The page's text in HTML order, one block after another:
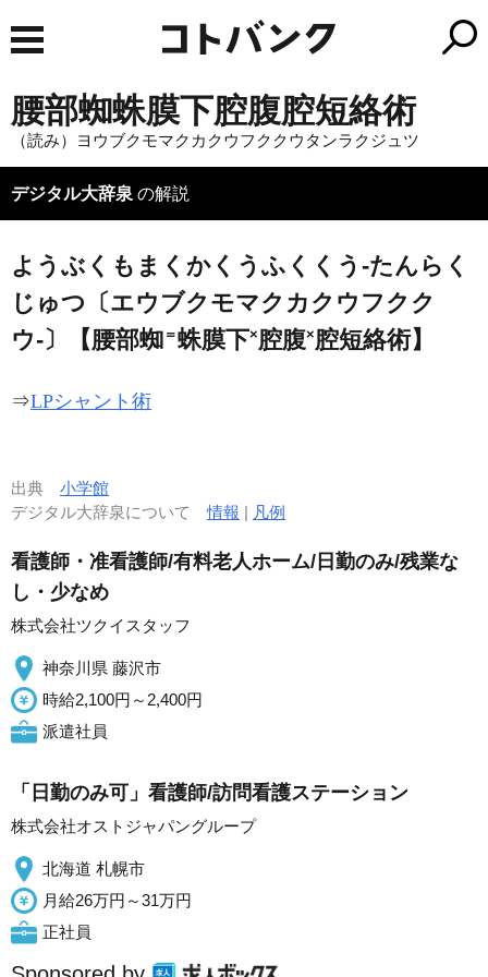
腰部蜘蛛膜下腔腹腔短絡術
（読み）ヨウブクモマクカクウフククウタンラクジュツ
デジタル大辞泉 の解説
ようぶくもまくかくうふくくう‐たんらく
じゅつ〔エウブクモマクカクウフクク
ウ‐〕【腰部蜘 ＝蛛膜下×腔腹×腔短絡術】
⇒LPシャント術
出典 小学館
デジタル大辞泉について情報 | 凡例
看護師・准看護師/有料老人ホーム/日勤のみ/残業な
し・少なめ
株式会社ツクイスタッフ
神奈川県 藤沢市
時給2,100円～2,400円
派遣社員
「日勤のみ可」看護師/訪問看護ステーション
株式会社オストジャパングループ
北海道 札幌市
月給26万円～31万円
正社員